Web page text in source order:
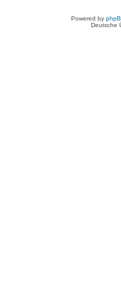
Powered by
Deutsche